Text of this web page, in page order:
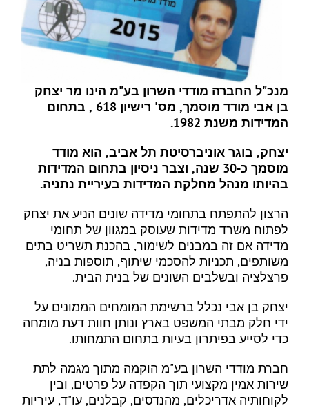
מנכ"ל החברה מודדי השרון בע"מ הינו מר יצחק
בן אבי מודד מוסמך, מס' רישיון 618 , בתחום
המדידות משנת 1982.
יצחק, בוגר אוניברסיטת תל אביב, הוא מודד
מוסמך כ-30 שנה, וצבר ניסיון בתחום המדידות
בהיותו מנהל מחלקת המדידות בעיריית נתניה.
הרצון להתפתח בתחומי מדידה שונים הניע את יצחק
לפתוח משרד מדידות שעוסק במגוון של תחומי
מדידה אם זה במבנים לשימור, בהכנת תשריט בתים
משותפים, תכניות להסכמי שיתוף, תוספות בניה,
פרצלציה ובשלבים השונים של בנית הבית.
יצחק בן אבי נכלל ברשימת המומחים הממונים על
ידי חלק מבתי המשפט בארץ ונותן חוות דעת מומחה
כדי לסייע בפיתרון בעיות בתחום התמחותו.
חברת מודדי השרון בע"מ הוקמה מתוך מגמה לתת
שירות אמין מקצועי תוך הקפדה על פרטים, ובין
לקוחותיה אדריכלים, מהנדסים, קבלנים, עו"ד, עיריות